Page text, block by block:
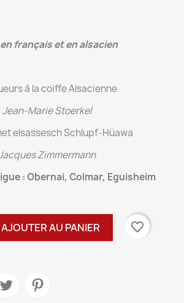
français et en alsacien
à la coiffe Alsacienne
Jean-Marie Stoerkel
elsassesch Schlupf-Hüawa
Zimmermann
: Obernai, Colmar, Eguisheim
AJOUTER AU PANIER favorite_border